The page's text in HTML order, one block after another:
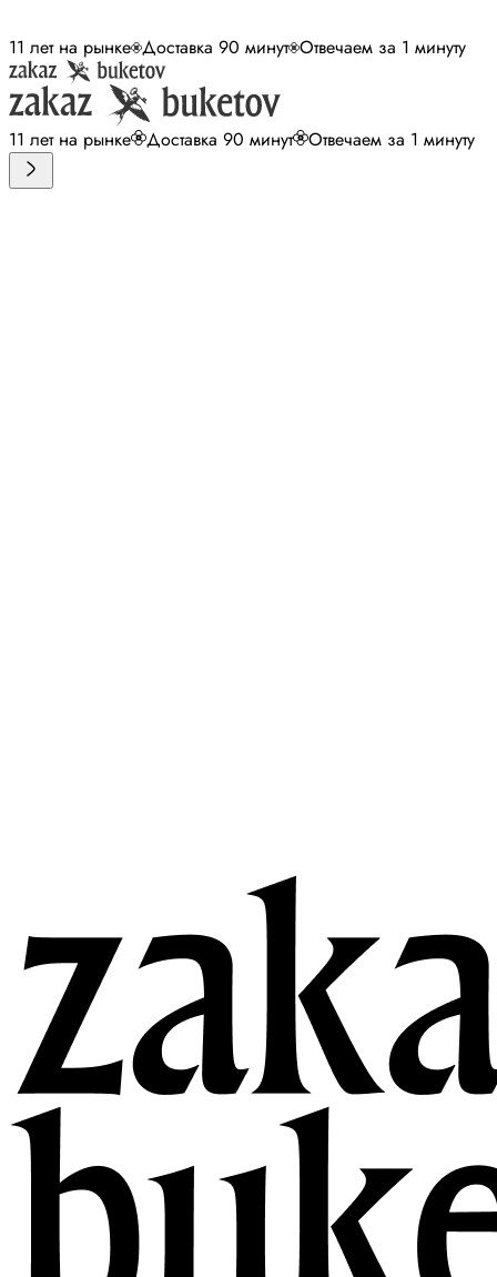
11 лет на рынке Доставка 90 минут Отвечаем за 1 минуту
11 лет на рынке Доставка 90 минут Отвечаем за 1 минуту